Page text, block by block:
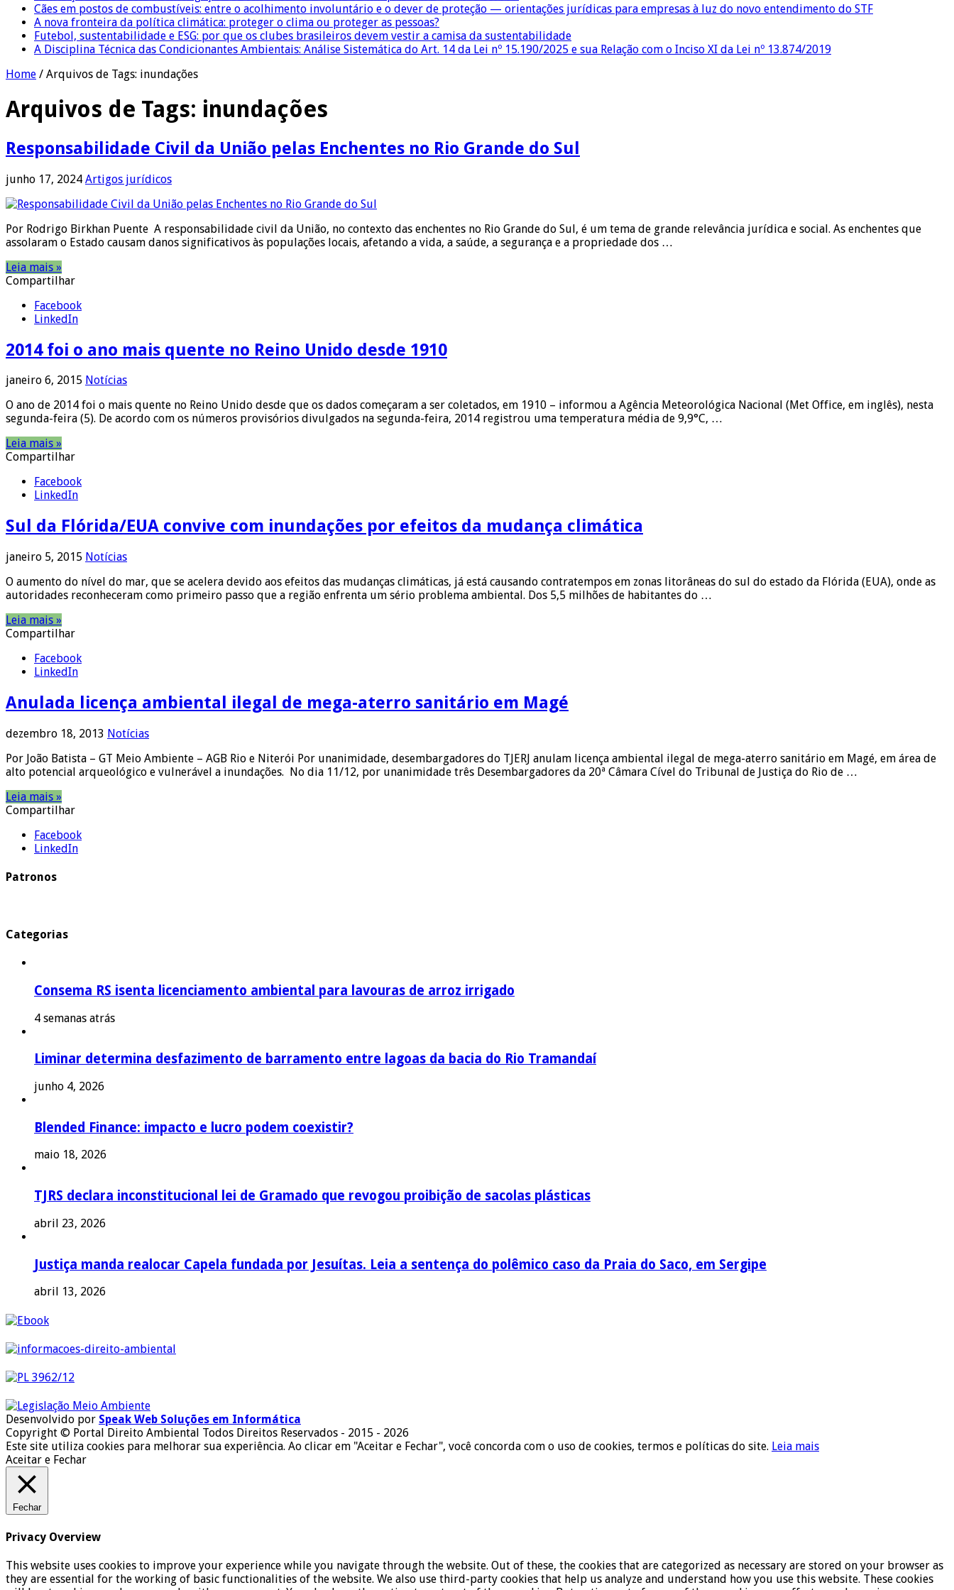
Cães em postos de combustíveis: entre o acolhimento involuntário e o dever de proteção — orientações jurídicas para empresas à luz do novo entendimento do STF
A nova fronteira da política climática: proteger o clima ou proteger as pessoas?
Futebol, sustentabilidade e ESG: por que os clubes brasileiros devem vestir a camisa da sustentabilidade
A Disciplina Técnica das Condicionantes Ambientais: Análise Sistemática do Art. 14 da Lei nº 15.190/2025 e sua Relação com o Inciso XI da Lei nº 13.874/2019
Home / Arquivos de Tags: inundações
Arquivos de Tags: inundações
Responsabilidade Civil da União pelas Enchentes no Rio Grande do Sul
junho 17, 2024 Artigos jurídicos
Por Rodrigo Birkhan Puente A responsabilidade civil da União, no contexto das enchentes no Rio Grande do Sul, é um tema de grande relevância jurídica e social. As enchentes que
assolaram o Estado causam danos significativos às populações locais, afetando a vida, a saúde, a segurança e a propriedade dos …
Leia mais »
Compartilhar
Facebook
LinkedIn
2014 foi o ano mais quente no Reino Unido desde 1910
janeiro 6, 2015 Notícias
O ano de 2014 foi o mais quente no Reino Unido desde que os dados começaram a ser coletados, em 1910 – informou a Agência Meteorológica Nacional (Met Office, em inglês), nesta
segunda-feira (5). De acordo com os números provisórios divulgados na segunda-feira, 2014 registrou uma temperatura média de 9,9°C, …
Leia mais »
Compartilhar
Facebook
LinkedIn
Sul da Flórida/EUA convive com inundações por efeitos da mudança climática
janeiro 5, 2015 Notícias
O aumento do nível do mar, que se acelera devido aos efeitos das mudanças climáticas, já está causando contratempos em zonas litorâneas do sul do estado da Flórida (EUA), onde as
autoridades reconheceram como primeiro passo que a região enfrenta um sério problema ambiental. Dos 5,5 milhões de habitantes do …
Leia mais »
Compartilhar
Facebook
LinkedIn
Anulada licença ambiental ilegal de mega-aterro sanitário em Magé
dezembro 18, 2013 Notícias
Por João Batista – GT Meio Ambiente – AGB Rio e Niterói Por unanimidade, desembargadores do TJERJ anulam licença ambiental ilegal de mega-aterro sanitário em Magé, em área de
alto potencial arqueológico e vulnerável a inundações. No dia 11/12, por unanimidade três Desembargadores da 20ª Câmara Cível do Tribunal de Justiça do Rio de …
Leia mais »
Compartilhar
Facebook
LinkedIn
Patronos
Categorias
Consema RS isenta licenciamento ambiental para lavouras de arroz irrigado
4 semanas atrás
Liminar determina desfazimento de barramento entre lagoas da bacia do Rio Tramandaí
junho 4, 2026
Blended Finance: impacto e lucro podem coexistir?
maio 18, 2026
TJRS declara inconstitucional lei de Gramado que revogou proibição de sacolas plásticas
abril 23, 2026
Justiça manda realocar Capela fundada por Jesuítas. Leia a sentença do polêmico caso da Praia do Saco, em Sergipe
abril 13, 2026
Desenvolvido por Speak Web Soluções em Informática
Copyright © Portal Direito Ambiental Todos Direitos Reservados - 2015 - 2026
Este site utiliza cookies para melhorar sua experiência. Ao clicar em "Aceitar e Fechar", você concorda com o uso de cookies, termos e políticas do site. Leia mais
Aceitar e Fechar
Fechar
Privacy Overview
This website uses cookies to improve your experience while you navigate through the website. Out of these, the cookies that are categorized as necessary are stored on your browser as
they are essential for the working of basic functionalities of the website. We also use third-party cookies that help us analyze and understand how you use this website. These cookies